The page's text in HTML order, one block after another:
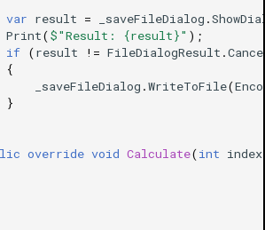
var result = _saveFileDialog .
Print($"Result: {result}" );
if (result != FileDialogResult .
{
_saveFileDialog .WriteToFile(
}
override void Calculate(int index